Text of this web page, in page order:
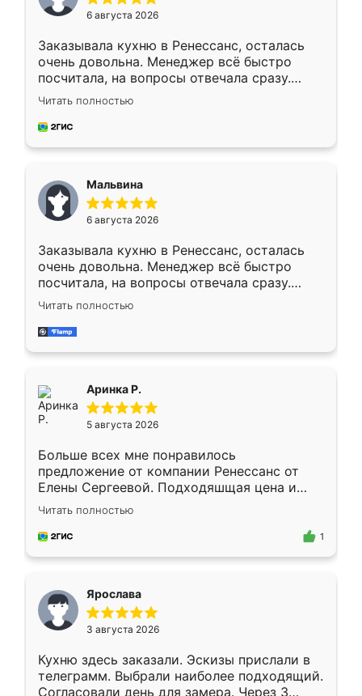
6 августа 2026
Заказывала кухню в Ренессанс, осталась
очень довольна. Менеджер всё быстро
посчитала, на вопросы отвечала сразу.
Замерщик приехал в субботу, подошёл к
делу со всей ответственностью. Собрали
за день, ребята работали аккуратно, даже
Читать полностью
Мальвина
6 августа 2026
Заказывала кухню в Ренессанс, осталась
очень довольна. Менеджер всё быстро
посчитала, на вопросы отвечала сразу.
Замерщик приехал в субботу, подошёл к
делу со всей ответственностью. Собрали
за день, ребята работали аккуратно, даже
Читать полностью
Аринка Р.
5 августа 2026
Больше всех мне понравилось
предложение от компании Ренессанс от
Елены Сергеевой. Подходяшщая цена и
короткие сроки изготовления. Приехавший
для замера сотрудник Владислав
предложил по моему эскизу самый
Читать полностью
1
Ярослава
3 августа 2026
Кухню здесь заказали. Эскизы прислали в
телеграмм. Выбрали наиболее подходящий.
Согласовали день для замера. Через 3